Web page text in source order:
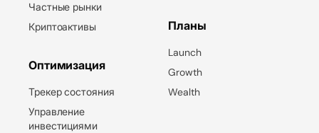
Частные рынки
Криптоактивы
Оптимизация
Трекер состояния
Управление
инвестициями
Планы
Launch
Growth
Wealth